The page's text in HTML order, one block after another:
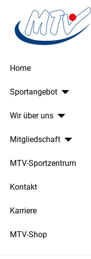
Home
Sportangebot
Wir über uns
Mitgliedschaft
MTV-Sportzentrum
Kontakt
Karriere
MTV-Shop